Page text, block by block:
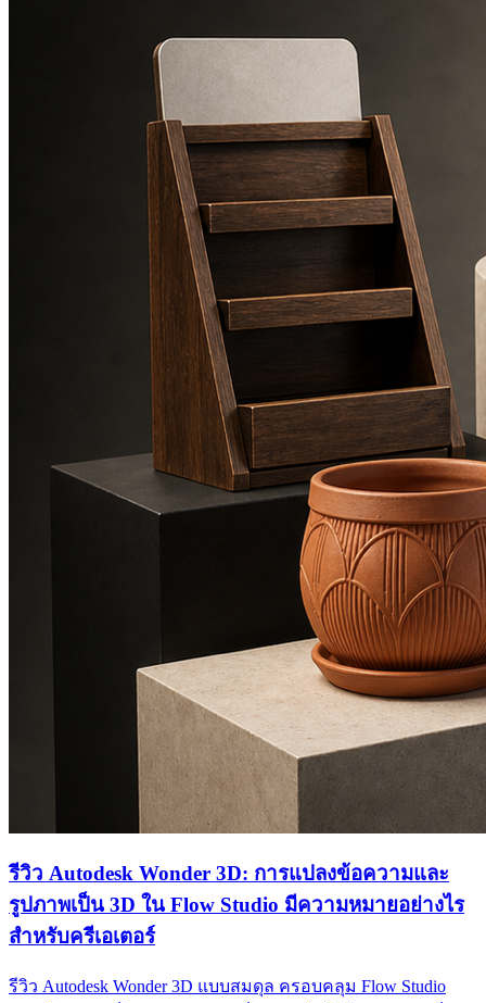
รีวิว Autodesk Wonder 3D: การแปลงข้อความและ
รูปภาพเป็น 3D ใน Flow Studio มีความหมายอย่างไร
สำหรับครีเอเตอร์
รีวิว Autodesk Wonder 3D แบบสมดุล ครอบคลุม Flow Studio